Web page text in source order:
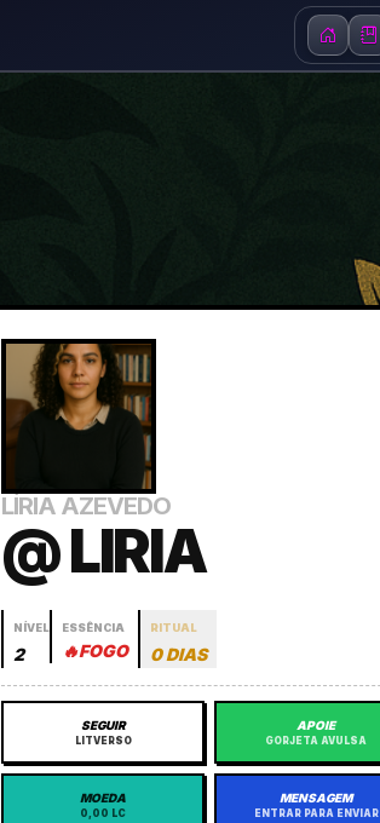
LÍRIA AZEVEDO
@ LIRIA
NÍVEL
2
ESSÊNCIA
🔥FOGO
RITUAL
0 DIAS
SEGUIR
LITVERSO
APOIE
GORJETA AVULSA
MOEDA
0,00 LC
MENSAGEM
ENTRAR PARA ENVIAR